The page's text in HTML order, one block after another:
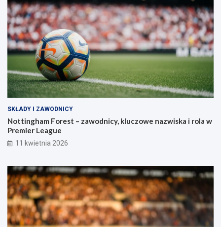
SKŁADY I ZAWODNICY
Nottingham Forest – zawodnicy, kluczowe nazwiska i rola w
Premier League
11 kwietnia 2026